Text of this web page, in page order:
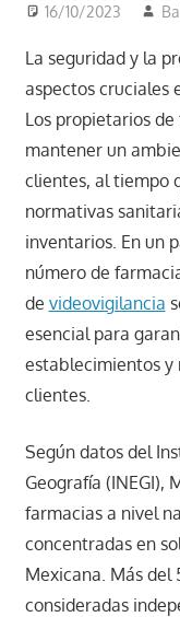
16/10/2023
La seguridad y la
aspectos cruciales
Los propietarios
mantener un
clientes, al tiempo
normativas
inventarios. En un
número de
de videovigilancia
esencial para
establecimientos y
clientes.
Según datos del
Geografía (INEGI),
farmacias a nivel
concentradas en
Mexicana. Más del
consideradas